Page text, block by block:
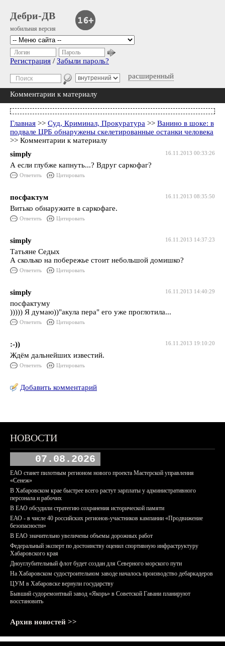
Дебри-ДВ
мобильная версия
расширенный
Логин Пароль
Регистрация / Забыли пароль?
Комментарии к материалу
Главная >> Суд, Криминал, Прокуратура >> Ванино в шоке: в
подвале ЦРБ обнаружены скелетированные останки человека
>> Комментарии к материалу
16.11.2013 00:33:26
simply
А если глубже капнуть...? Вдруг саркофаг?
Ответить Цитировать
16.11.2013 08:35:50
посфактум
Витько обнаружите в саркофаге.
Ответить Цитировать
16.11.2013 14:37:23
simply
Татьяне Седых
А сколько на побережье стоит небольшой домишко?
Ответить Цитировать
16.11.2013 14:40:29
simply
посфактуму
))))) Я думаю))"акула пера" его уже проглотила...
Ответить Цитировать
16.11.2013 19:10:20
:-))
Ждём дальнейших известий.
Ответить Цитировать
Добавить комментарий
НОВОСТИ
07.08.2026
ЕАО станет пилотным регионом нового проекта Мастерской управления
«Сенеж»
В Хабаровском крае быстрее всего растут зарплаты у административного
персонала и рабочих
В ЕАО обсудили стратегию сохранения исторической памяти
ЕАО - в числе 40 российских регионов-участников кампании «Продвижение
безопасности»
В ЕАО значительно увеличены объемы дорожных работ
Федеральный эксперт по достоинству оценил спортивную инфраструктуру
Хабаровского края
Дноуглубительный флот будет создан для Северного морского пути
На Хабаровском судостроительном заводе началось производство дебаркадеров
ЦУМ в Хабаровске вернули государству
Бывший судоремонтный завод «Якорь» в Советской Гавани планируют
восстановить
Архив новостей >>